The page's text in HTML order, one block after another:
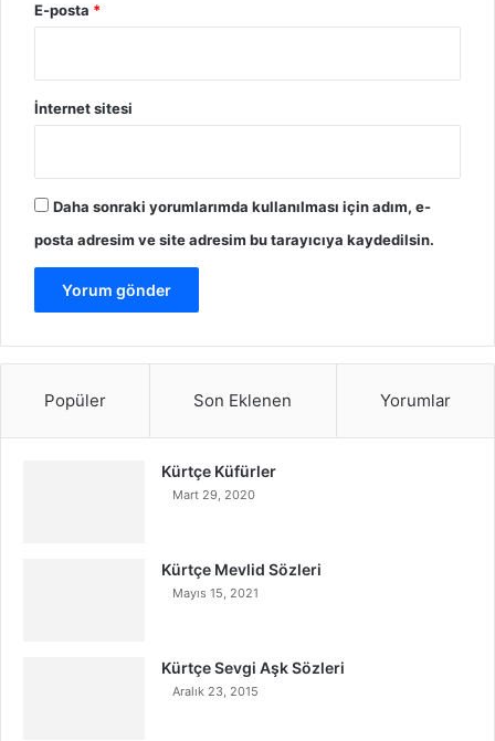
E-posta *
İnternet sitesi
Daha sonraki yorumlarımda kullanılması için adım, e-
posta adresim ve site adresim bu tarayıcıya kaydedilsin.
Popüler Son Eklenen Yorumlar
Kürtçe Küfürler
Mart 29, 2020
Kürtçe Mevlid Sözleri
Mayıs 15, 2021
Kürtçe Sevgi Aşk Sözleri
Aralık 23, 2015